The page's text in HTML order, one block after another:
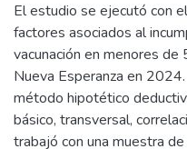
El estudio se ejecutó con
factores asociados al
vacunación en menores
Nueva Esperanza en
método hipotético
básico, transversal,
trabajó con una muestra